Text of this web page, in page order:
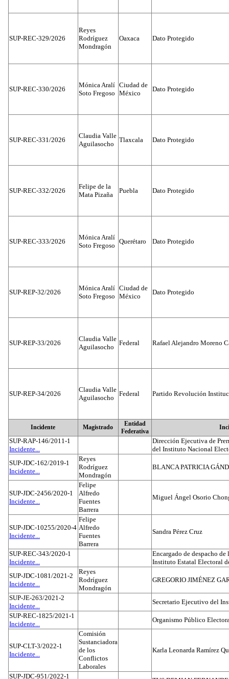
SUP-REC-329/2026
Reyes
Rodríguez
Mondragón
Oaxaca Dato Protegido
SUP-REC-330/2026
Mónica Aralí
Soto Fregoso
Ciudad de
México
Dato Protegido
SUP-REC-331/2026
Claudia Valle
Aguilasocho
Tlaxcala Dato Protegido
SUP-REC-332/2026
Felipe de la
Mata Pizaña
Puebla Dato Protegido
SUP-REC-333/2026
Mónica Aralí
Soto Fregoso
Querétaro Dato Protegido
SUP-REP-32/2026
Mónica Aralí
Soto Fregoso
Ciudad de
México
Dato Protegido
SUP-REP-33/2026
Claudia Valle
Aguilasocho
Federal Rafael Alejandro Moreno
SUP-REP-34/2026
Claudia Valle
Aguilasocho
Federal Partido Revolución
Incidente Magistrado
Entidad
Federativa
SUP-RAP-146/2011-1
Incidente...
Dirección Ejecutiva de
del Instituto Nacional
SUP-JDC-162/2019-1
Incidente...
Reyes
Rodríguez
Mondragón
BLANCA PATRICIA
SUP-JDC-2456/2020-1
Incidente...
Felipe
Alfredo
Fuentes
Barrera
Miguel Ángel Osorio
SUP-JDC-10255/2020-4
Incidente...
Felipe
Alfredo
Fuentes
Barrera
Sandra Pérez Cruz
SUP-REC-343/2020-1
Incidente...
Encargado de despacho
Instituto Estatal Electoral
SUP-JDC-1081/2021-2
Incidente...
Reyes
Rodríguez
Mondragón
GREGORIO JIMÉNEZ
SUP-JE-263/2021-2
Incidente...
Secretario Ejecutivo del
SUP-REC-1825/2021-1
Incidente...
Organismo Público
SUP-CLT-3/2022-1
Incidente...
Comisión
Sustanciadora
de los
Conflictos
Laborales
Karla Leonarda Ramírez
SUP-JDC-951/2022-1